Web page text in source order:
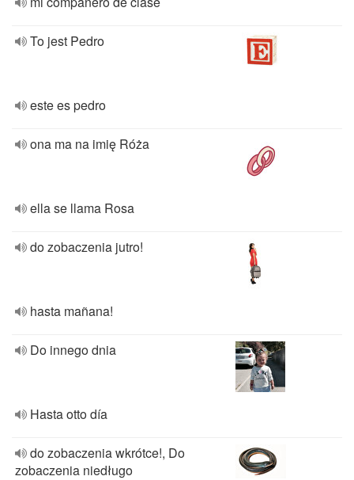
To jest Pedro
este es pedro
ona ma na imię Róża
ella se llama Rosa
do zobaczenia jutro!
hasta mañana!
Do innego dnia
Hasta otto día
do zobaczenia wkrótce!, Do
zobaczenia niedługo